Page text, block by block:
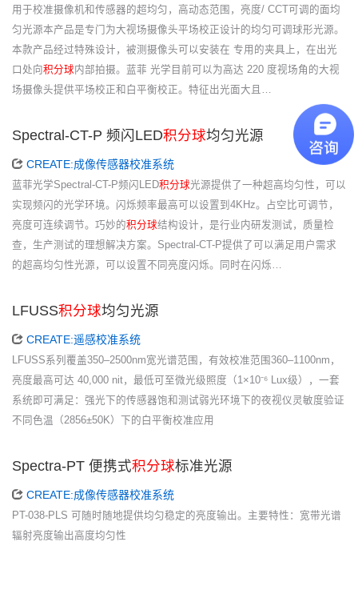
用于校准摄像机和传感器的超均匀，高动态范围，亮度/ CCT可调的面均
匀光源本产品是专门为大视场摄像头平场校正设计的均匀可调球形光源。
本款产品经过特殊设计，被测摄像头可以安装在 专用的夹具上，在出光
口处向积分球 内部拍摄。蓝菲 光学目前可以为高达 220 度视场角的大视
场摄像头提供平场校正和白平衡校正。特征出光面大且…
Spectral-CT-P 频闪LED积分球均匀光源
CREATE:成像传感器校准系统
蓝菲光学Spectral-CT-P频闪LED积分球光源提供了一种超高均匀性，可以
实现频闪的光学环境。闪烁频率最高可以设置到4KHz。占空比可调节，
亮度可连续调节。巧妙的积分球结构设计，是行业内研发测试，质量检
查，生产测试的理想解决方案。Spectral-CT-P提供了可以满足用户需求
的超高均匀性光源，可以设置不同亮度闪烁。同时在闪烁…
LFUSS积分球均匀光源
CREATE:遥感校准系统
LFUSS系列覆盖350–2500nm宽光谱范围，有效校准范围360–1100nm，
亮度最高可达 40,000 nit，最低可至微光级照度（1×10⁻⁶ Lux级），一套
系统即可满足：强光下的传感器饱和测试弱光环境下的夜视仪灵敏度验证
不同色温（2856±50K）下的白平衡校准应用
Spectra-PT 便携式积分球标准光源
CREATE:成像传感器校准系统
PT-038-PLS 可随时随地提供均匀稳定的亮度输出。主要特性：宽带光谱
辐射亮度输出高度均匀性